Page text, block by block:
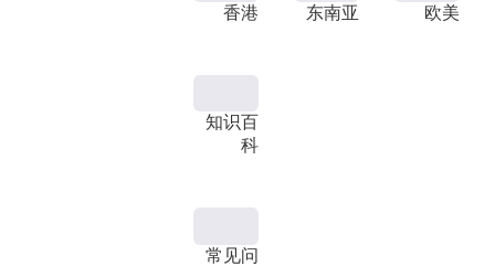
香港 东南亚 欧美
知识百
科
常见问